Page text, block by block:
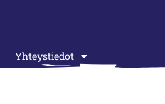
Yhteystiedot